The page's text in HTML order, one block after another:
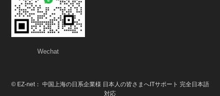
Wechat
©EZ-net： 中国上海の日系企業様 日本人の皆さまへITサポート 完全日本語
対応